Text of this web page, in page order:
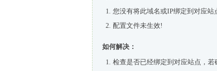
您没有将此域名或IP绑定到对应站
配置文件未生效!
如何解决：
检查是否已经绑定到对应站点，